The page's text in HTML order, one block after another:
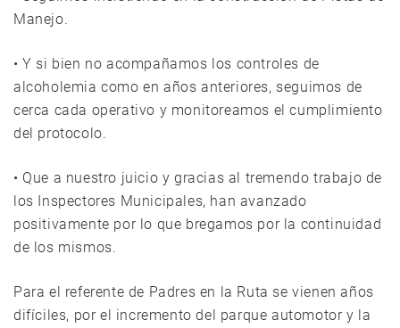
Manejo.
• Y si bien no acompañamos los controles de
alcoholemia como en años anteriores, seguimos de
cerca cada operativo y monitoreamos el cumplimiento
del protocolo.
• Que a nuestro juicio y gracias al tremendo trabajo de
los Inspectores Municipales, han avanzado
positivamente por lo que bregamos por la continuidad
de los mismos.
Para el referente de Padres en la Ruta se vienen años
difíciles, por el incremento del parque automotor y la